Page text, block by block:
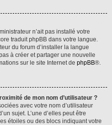
n’ait pas installé votre
traduit phpBB dans votre langue.
du forum d’installer la langue
à créer et partager une nouvelle
sur le site Internet de phpBB®.
de mon nom d’utilisateur ?
avec votre nom d’utilisateur
sujet. L’une d’elles peut être
étoiles ou des blocs indiquant votre